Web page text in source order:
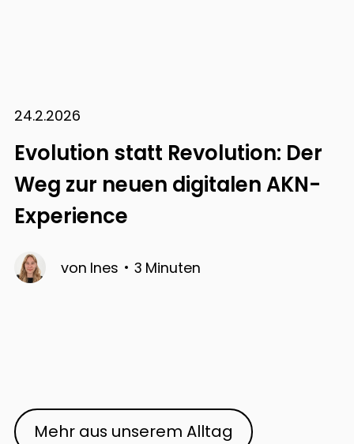
24.2.2026
Evolution statt Revolution: Der
Weg zur neuen digitalen AKN-
Experience
von Ines 3 Minuten
Mehr aus unserem Alltag